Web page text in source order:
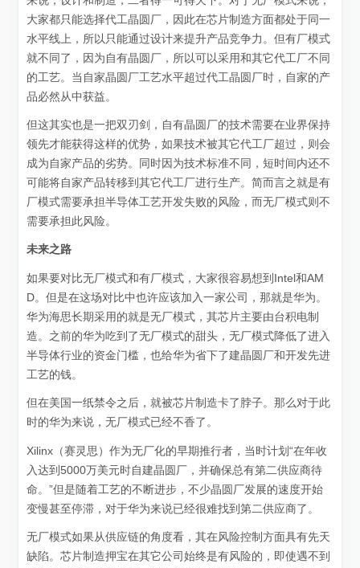
大家都只能选择代工晶圆厂，因此在芯片制造方面都处于同一
水平线上，所以只能通过设计来提升产品竞争力。但有厂模式
就不同了，因为自有晶圆厂，所以可以采用和其它代工厂不同
的工艺。当自家晶圆厂工艺水平超过代工晶圆厂时，自家的产
品必然从中获益。
但这其实也是一把双刃剑，自有晶圆厂的技术需要在业界保持
领先才能获得这样的优势，如果技术被其它代工厂超过，则会
成为自家产品的劣势。同时因为技术标准不同，短时间内还不
可能将自家产品转移到其它代工厂进行生产。简而言之就是有
厂模式需要承担半导体工艺开发失败的风险，而无厂模式则不
需要承担此风险。
未来之路
如果要对比无厂模式和有厂模式，大家很容易想到Intel和AM
D。但是在这场对比中也许应该加入一家公司，那就是华为。
华为海思长期采用的就是无厂模式，其芯片主要由台积电制
造。之前的华为吃到了无厂模式的甜头，无厂模式降低了进入
半导体行业的资金门槛，也给华为省下了建晶圆厂和开发先进
工艺的钱。
但在美国一纸禁令之后，就被芯片制造卡了脖子。那么对于此
时的华为来说，无厂模式已经不香了。
Xilinx（赛灵思）作为无厂化的早期推行者，当时计划“在年收
入达到5000万美元时自建晶圆厂，并确保总有第二供应商待
命。”但是随着工艺的不断进步，不少晶圆厂发展的速度开始
变慢甚至停滞，对于华为来说已经很难找到第二供应商了。
无厂模式如果从供应链的角度看，其在风险控制方面具有先天
缺陷。芯片制造押宝在其它公司始终是有风险的，即使遇不到